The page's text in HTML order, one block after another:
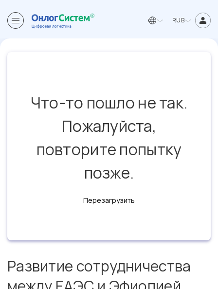
RUB
Что-то пошло не так.
Пожалуйста,
повторите попытку
позже.
Перезагрузить
Развитие сотрудничества